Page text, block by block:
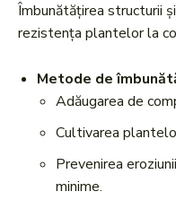
Îmbunătățirea structurii
rezistența plantelor la
Metode de
Adăugarea de
Cultivarea
Prevenirea
minime.